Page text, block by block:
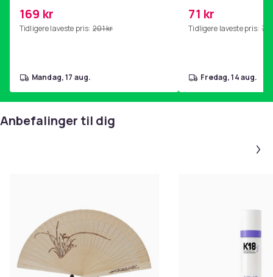
hjemmegymnastikk Pink
169 kr
Tidligere laveste pris: 201 kr
mandag, 17 aug.
71 kr
Tidligere laveste pris: 76
fredag, 14 aug.
Anbefalinger til dig